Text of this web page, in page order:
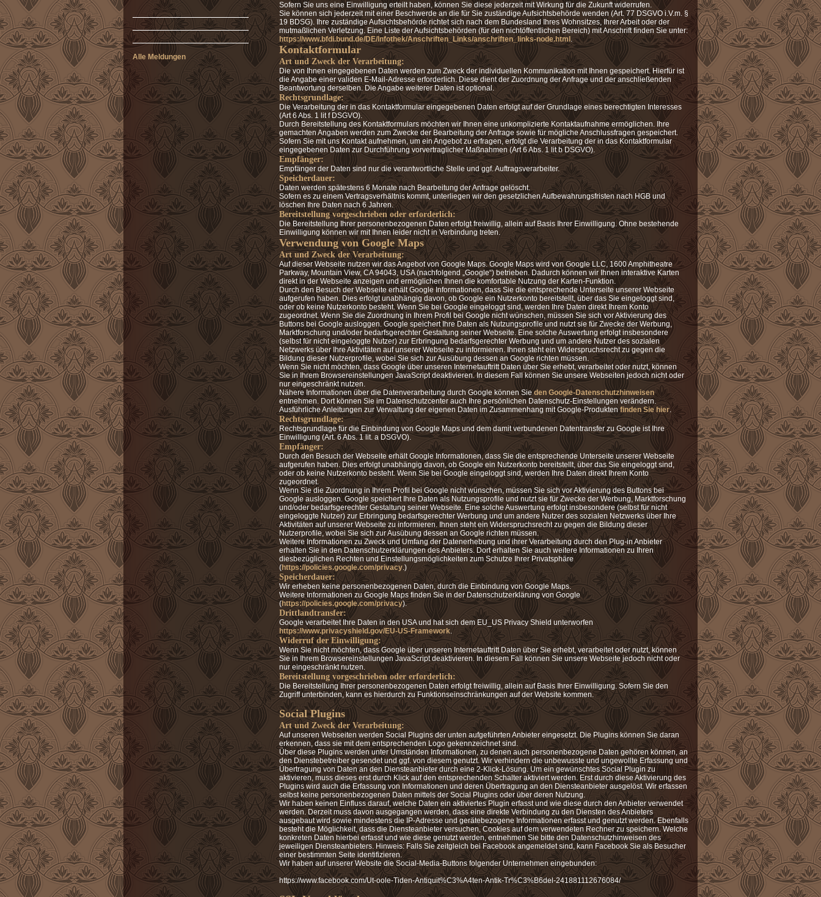
Sofern Sie uns eine Einwilligung erteilt haben, können Sie diese jederzeit mit Wirkung für die Zukunft widerrufen.
Sie können sich jederzeit mit einer Beschwerde an die für Sie zuständige Aufsichtsbehörde wenden (Art. 77 DSGVO i.V.m. §
19 BDSG). Ihre zuständige Aufsichtsbehörde richtet sich nach dem Bundesland Ihres Wohnsitzes, Ihrer Arbeit oder der
mutmaßlichen Verletzung. Eine Liste der Aufsichtsbehörden (für den nichtöffentlichen Bereich) mit Anschrift finden Sie unter:
https://www.bfdi.bund.de/DE/Infothek/Anschriften_Links/anschriften_links-node.html .
Kontaktformular
Art und Zweck der Verarbeitung:
Die von Ihnen eingegebenen Daten werden zum Zweck der individuellen Kommunikation mit Ihnen gespeichert. Hierfür ist
die Angabe einer validen E-Mail-Adresse erforderlich. Diese dient der Zuordnung der Anfrage und der anschließenden
Beantwortung derselben. Die Angabe weiterer Daten ist optional.
Rechtsgrundlage:
Die Verarbeitung der in das Kontaktformular eingegebenen Daten erfolgt auf der Grundlage eines berechtigten Interesses
(Art 6 Abs. 1 lit f DSGVO).
Durch Bereitstellung des Kontaktformulars möchten wir Ihnen eine unkomplizierte Kontaktaufnahme ermöglichen. Ihre
gemachten Angaben werden zum Zwecke der Bearbeitung der Anfrage sowie für mögliche Anschlussfragen gespeichert.
Sofern Sie mit uns Kontakt aufnehmen, um ein Angebot zu erfragen, erfolgt die Verarbeitung der in das Kontaktformular
eingegebenen Daten zur Durchführung vorvertraglicher Maßnahmen (Art 6 Abs. 1 lit b DSGVO).
Empfänger:
Empfänger der Daten sind nur die verantwortliche Stelle und ggf. Auftragsverarbeiter.
Speicherdauer:
Daten werden spätestens 6 Monate nach Bearbeitung der Anfrage gelöscht.
Sofern es zu einem Vertragsverhältnis kommt, unterliegen wir den gesetzlichen Aufbewahrungsfristen nach HGB und
löschen Ihre Daten nach 6 Jahren.
Bereitstellung vorgeschrieben oder erforderlich:
Die Bereitstellung Ihrer personenbezogenen Daten erfolgt freiwillig, allein auf Basis Ihrer Einwilligung. Ohne bestehende
Einwilligung können wir mit Ihnen leider nicht in Verbindung treten.
Verwendung von Google Maps
Art und Zweck der Verarbeitung:
Auf dieser Webseite nutzen wir das Angebot von Google Maps. Google Maps wird von Google LLC, 1600 Amphitheatre
Parkway, Mountain View, CA 94043, USA (nachfolgend „Google“) betrieben. Dadurch können wir Ihnen interaktive Karten
direkt in der Webseite anzeigen und ermöglichen Ihnen die komfortable Nutzung der Karten-Funktion.
Durch den Besuch der Webseite erhält Google Informationen, dass Sie die entsprechende Unterseite unserer Webseite
aufgerufen haben. Dies erfolgt unabhängig davon, ob Google ein Nutzerkonto bereitstellt, über das Sie eingeloggt sind,
oder ob keine Nutzerkonto besteht. Wenn Sie bei Google eingeloggt sind, werden Ihre Daten direkt Ihrem Konto
zugeordnet. Wenn Sie die Zuordnung in Ihrem Profil bei Google nicht wünschen, müssen Sie sich vor Aktivierung des
Buttons bei Google ausloggen. Google speichert Ihre Daten als Nutzungsprofile und nutzt sie für Zwecke der Werbung,
Marktforschung und/oder bedarfsgerechter Gestaltung seiner Webseite. Eine solche Auswertung erfolgt insbesondere
(selbst für nicht eingeloggte Nutzer) zur Erbringung bedarfsgerechter Werbung und um andere Nutzer des sozialen
Netzwerks über Ihre Aktivitäten auf unserer Webseite zu informieren. Ihnen steht ein Widerspruchsrecht zu gegen die
Bildung dieser Nutzerprofile, wobei Sie sich zur Ausübung dessen an Google richten müssen.
Wenn Sie nicht möchten, dass Google über unseren Internetauftritt Daten über Sie erhebt, verarbeitet oder nutzt, können
Sie in Ihrem Browsereinstellungen JavaScript deaktivieren. In diesem Fall können Sie unsere Webseiten jedoch nicht oder
nur eingeschränkt nutzen.
Nähere Informationen über die Datenverarbeitung durch Google können Sieden Google-Datenschutzhinweisen
entnehmen. Dort können Sie im Datenschutzcenter auch Ihre persönlichen Datenschutz-Einstellungen verändern.
Ausführliche Anleitungen zur Verwaltung der eigenen Daten im Zusammenhang mit Google-Produktenfinden Sie hier.
Rechtsgrundlage:
Rechtsgrundlage für die Einbindung von Google Maps und dem damit verbundenen Datentransfer zu Google ist Ihre
Einwilligung (Art. 6 Abs. 1 lit. a DSGVO).
Empfänger:
Durch den Besuch der Webseite erhält Google Informationen, dass Sie die entsprechende Unterseite unserer Webseite
aufgerufen haben. Dies erfolgt unabhängig davon, ob Google ein Nutzerkonto bereitstellt, über das Sie eingeloggt sind,
oder ob keine Nutzerkonto besteht. Wenn Sie bei Google eingeloggt sind, werden Ihre Daten direkt Ihrem Konto
zugeordnet.
Wenn Sie die Zuordnung in Ihrem Profil bei Google nicht wünschen, müssen Sie sich vor Aktivierung des Buttons bei
Google ausloggen. Google speichert Ihre Daten als Nutzungsprofile und nutzt sie für Zwecke der Werbung, Marktforschung
und/oder bedarfsgerechter Gestaltung seiner Webseite. Eine solche Auswertung erfolgt insbesondere (selbst für nicht
eingeloggte Nutzer) zur Erbringung bedarfsgerechter Werbung und um andere Nutzer des sozialen Netzwerks über Ihre
Aktivitäten auf unserer Webseite zu informieren. Ihnen steht ein Widerspruchsrecht zu gegen die Bildung dieser
Nutzerprofile, wobei Sie sich zur Ausübung dessen an Google richten müssen.
Weitere Informationen zu Zweck und Umfang der Datenerhebung und ihrer Verarbeitung durch den Plug-in Anbieter
erhalten Sie in den Datenschutzerklärungen des Anbieters. Dort erhalten Sie auch weitere Informationen zu Ihren
diesbezüglichen Rechten und Einstellungsmöglichkeiten zum Schutze Ihrer Privatsphäre
(https://policies.google.com/privacy.)
Speicherdauer:
Wir erheben keine personenbezogenen Daten, durch die Einbindung von Google Maps.
Weitere Informationen zu Google Maps finden Sie in der Datenschutzerklärung von Google
(https://policies.google.com/privacy).
Drittlandtransfer:
Google verarbeitet Ihre Daten in den USA und hat sich dem EU_US Privacy Shield unterworfen
https://www.privacyshield.gov/EU-US-Framework.
Widerruf der Einwilligung:
Wenn Sie nicht möchten, dass Google über unseren Internetauftritt Daten über Sie erhebt, verarbeitet oder nutzt, können
Sie in Ihrem Browsereinstellungen JavaScript deaktivieren. In diesem Fall können Sie unsere Webseite jedoch nicht oder
nur eingeschränkt nutzen.
Bereitstellung vorgeschrieben oder erforderlich:
Die Bereitstellung Ihrer personenbezogenen Daten erfolgt freiwillig, allein auf Basis Ihrer Einwilligung. Sofern Sie den
Zugriff unterbinden, kann es hierdurch zu Funktionseinschränkungen auf der Website kommen.
Social Plugins
Art und Zweck der Verarbeitung:
Auf unseren Webseiten werden Social Plugins der unten aufgeführten Anbieter eingesetzt. Die Plugins können Sie daran
erkennen, dass sie mit dem entsprechenden Logo gekennzeichnet sind.
Über diese Plugins werden unter Umständen Informationen, zu denen auch personenbezogene Daten gehören können, an
den Dienstebetreiber gesendet und ggf. von diesem genutzt. Wir verhindern die unbewusste und ungewollte Erfassung und
Übertragung von Daten an den Diensteanbieter durch eine 2-Klick-Lösung. Um ein gewünschtes Social Plugin zu
aktivieren, muss dieses erst durch Klick auf den entsprechenden Schalter aktiviert werden. Erst durch diese Aktivierung des
Plugins wird auch die Erfassung von Informationen und deren Übertragung an den Diensteanbieter ausgelöst. Wir erfassen
selbst keine personenbezogenen Daten mittels der Social Plugins oder über deren Nutzung.
Wir haben keinen Einfluss darauf, welche Daten ein aktiviertes Plugin erfasst und wie diese durch den Anbieter verwendet
werden. Derzeit muss davon ausgegangen werden, dass eine direkte Verbindung zu den Diensten des Anbieters
ausgebaut wird sowie mindestens die IP-Adresse und gerätebezogene Informationen erfasst und genutzt werden. Ebenfalls
besteht die Möglichkeit, dass die Diensteanbieter versuchen, Cookies auf dem verwendeten Rechner zu speichern. Welche
konkreten Daten hierbei erfasst und wie diese genutzt werden, entnehmen Sie bitte den Datenschutzhinweisen des
jeweiligen Diensteanbieters. Hinweis: Falls Sie zeitgleich bei Facebook angemeldet sind, kann Facebook Sie als Besucher
einer bestimmten Seite identifizieren.
Wir haben auf unserer Website die Social-Media-Buttons folgender Unternehmen eingebunden:
https://www.facebook.com/Ut-oole-Tiden-Antiquit%C3%A4ten-Antik-Tr%C3%B6del-241881112676084/
Alle Meldungen